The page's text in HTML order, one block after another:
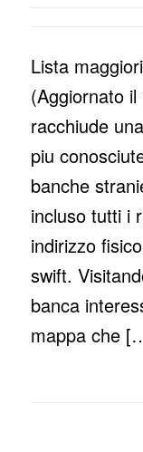
Lista
(Aggiornato
racchiude
piu
banche
incluso tutti i
indirizzo
swift.
banca
mappa che